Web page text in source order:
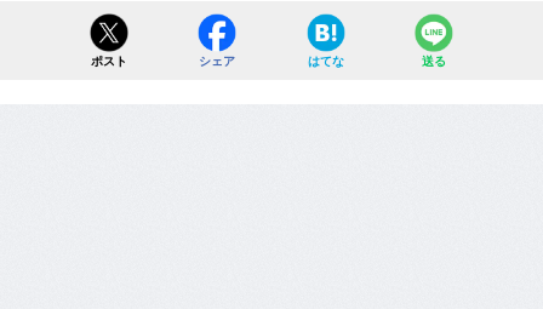
ポスト シェア はてな 送る